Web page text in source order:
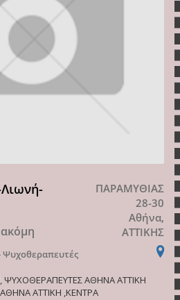
ακόμη
Ψυχοθεραπευτές
ΠΑΡΑΜΥΘΙΑΣ
28-30
Αθήνα,
ΑΤΤΙΚΗΣ
ΑΘΗΝΑ ΑΤΤΙΚΗ
ΑΤΤΙΚΗ ,ΚΕΝΤΡΑ